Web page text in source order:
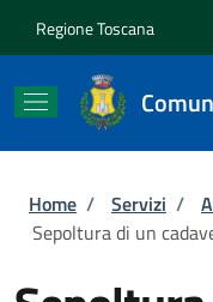
Regione Toscana
Briciole di
Home / Servizi /
Sepoltura di un